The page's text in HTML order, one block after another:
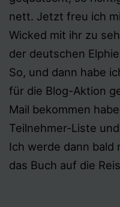
nett. Jetzt freu ich
Wicked mit ihr zu
der deutschen
So, und dann habe
für die Blog-Aktion
Mail bekommen
Teilnehmer-Liste
Ich werde dann bald
das Buch auf die